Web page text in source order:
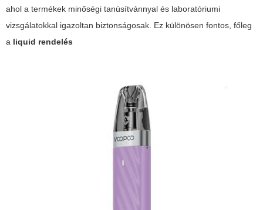
ahol a termékek minőségi tanúsítvánnyal és laboratóriumi
vizsgálatokkal igazoltan biztonságosak. Ez különösen fontos, főleg
a liquid rendelés